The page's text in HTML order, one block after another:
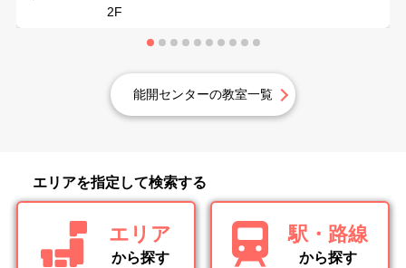
2F
能開センターの教室一覧
エリアを指定して検索する
エリア
から探す
駅・路線
から探す